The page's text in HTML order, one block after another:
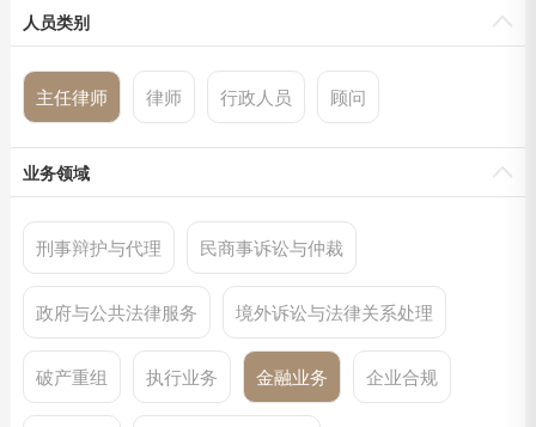
人员类别
主任律师 律师 行政人员 顾问
业务领域
刑事辩护与代理 民商事诉讼与仲裁
政府与公共法律服务 境外诉讼与法律关系处理
破产重组 执行业务 金融业务 企业合规